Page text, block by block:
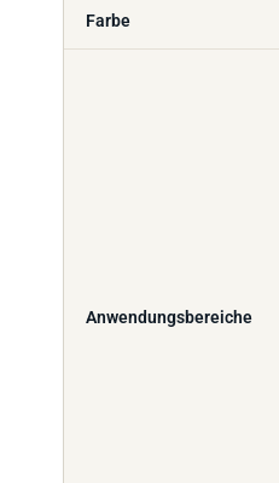
Farbe
Anwendungsbereiche